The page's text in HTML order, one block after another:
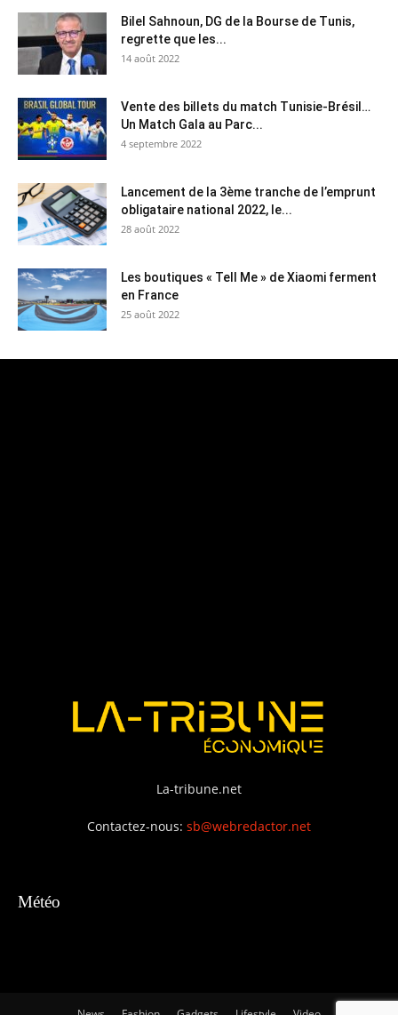
Bilel Sahnoun, DG de la Bourse de Tunis,
regrette que les...
14 août 2022
Vente des billets du match Tunisie-Brésil…
Un Match Gala au Parc...
4 septembre 2022
Lancement de la 3ème tranche de l’emprunt
obligataire national 2022, le...
28 août 2022
Les boutiques « Tell Me » de Xiaomi ferment
en France
25 août 2022
La-tribune.net
Contactez-nous: sb@webredactor.net
Météo